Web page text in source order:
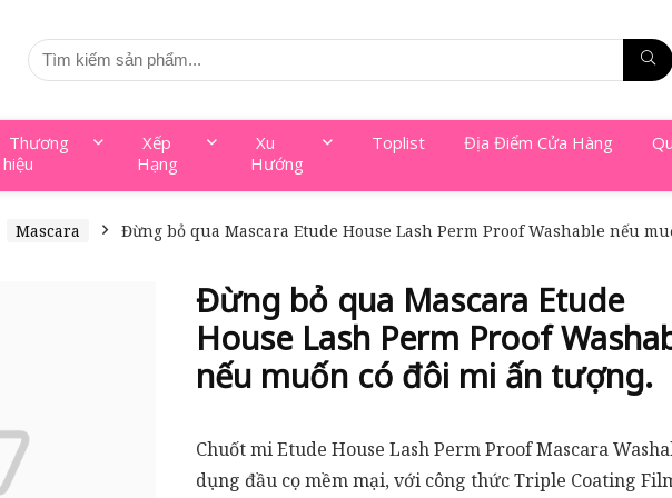
Thương
hiệu
Xếp
Hạng
Xu
Hướng
Toplist Địa Điểm Cửa Hàng
Mascara Đừng bỏ qua Mascara Etude House Lash Perm Proof Washable nếu
Đừng bỏ qua Mascara Etude
House Lash Perm Proof
nếu muốn có đôi mi ấn tượng.
Chuốt mi Etude House Lash Perm Proof Mascara
dụng đầu cọ mềm mại, với công thức Triple Coating